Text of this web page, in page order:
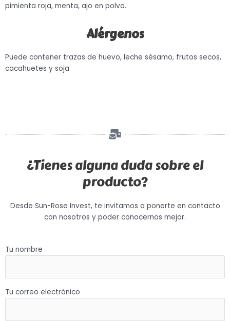
pimienta roja, menta, ajo en polvo.
Alérgenos
Puede contener trazas de huevo, leche sésamo, frutos secos,
cacahuetes y soja
¿Tienes alguna duda sobre el
producto?
Desde Sun-Rose Invest, te invitamos a ponerte en contacto
con nosotros y poder conocernos mejor.
Tu nombre
Tu correo electrónico